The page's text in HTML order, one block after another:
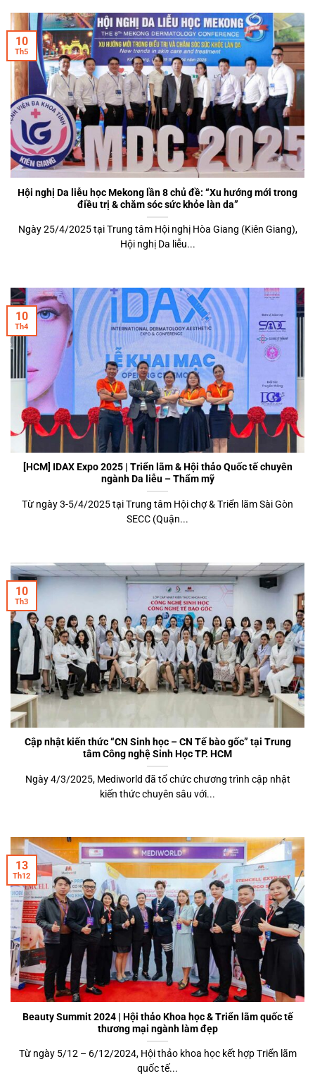
Hội nghị Da liễu học Mekong lần 8 chủ đề: “Xu hướng mới trong
điều trị & chăm sóc sức khỏe làn da”
Ngày 25/4/2025 tại Trung tâm Hội nghị Hòa Giang (Kiên Giang),
Hội nghị Da liễu...
10
Th5
[HCM] IDAX Expo 2025 | Triển lãm & Hội thảo Quốc tế chuyên
ngành Da liễu – Thẩm mỹ
Từ ngày 3-5/4/2025 tại Trung tâm Hội chợ & Triển lãm Sài Gòn
SECC (Quận...
10
Th4
Cập nhật kiến thức “CN Sinh học – CN Tế bào gốc” tại Trung
tâm Công nghệ Sinh Học TP. HCM
Ngày 4/3/2025, Mediworld đã tổ chức chương trình cập nhật
kiến thức chuyên sâu với...
10
Th3
Beauty Summit 2024 | Hội thảo Khoa học & Triển lãm quốc tế
thương mại ngành làm đẹp
Từ ngày 5/12 – 6/12/2024, Hội thảo khoa học kết hợp Triển lãm
quốc tế...
13
Th12